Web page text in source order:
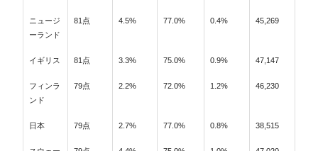
ニュージ
ーランド
81点 4.5% 77.0% 0.4% 45,269
イギリス 81点 3.3% 75.0% 0.9% 47,147
フィンラ
ンド
79点 2.2% 72.0% 1.2% 46,230
日本 79点 2.7% 77.0% 0.8% 38,515